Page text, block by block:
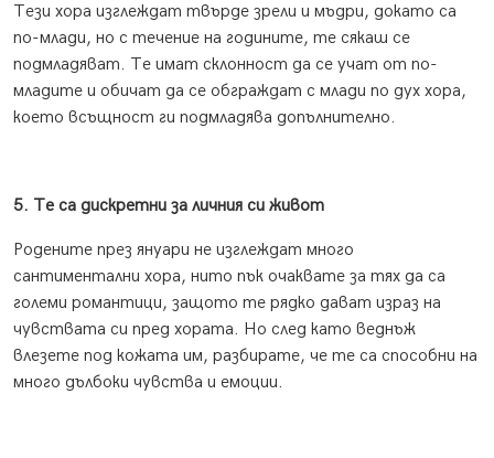
Тези хора изглеждат твърде зрели и мъдри, докато са
по-млади, но с течение на годините, те сякаш се
подмладяват. Те имат склонност да се учат от по-
младите и обичат да се обграждат с млади по дух хора,
което всъщност ги подмладява допълнително.
5. Те са дискретни за личния си живот
Родените през януари не изглеждат много
сантиментални хора, нито пък очаквате за тях да са
големи романтици, защото те рядко дават израз на
чувствата си пред хората. Но след като веднъж
влезете под кожата им, разбирате, че те са способни на
много дълбоки чувства и емоции.